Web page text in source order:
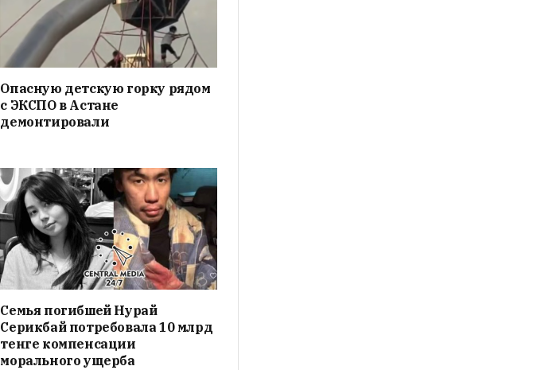
Опасную детскую горку рядом
с ЭКСПО в Астане
демонтировали
Семья погибшей Нурай
Серикбай потребовала 10 млрд
тенге компенсации
морального ущерба